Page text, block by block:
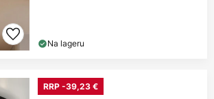
Na lageru
RRP -39,23 €